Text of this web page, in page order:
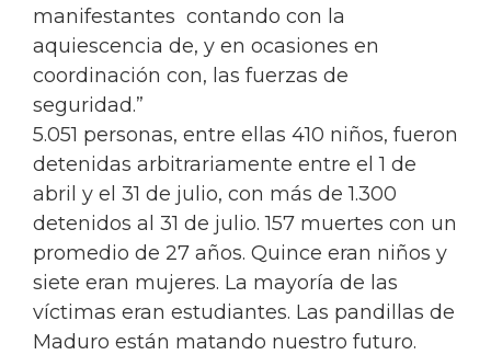
manifestantes contando con la
aquiescencia de, y en ocasiones en
coordinación con, las fuerzas de
seguridad.”
5.051 personas, entre ellas 410 niños, fueron
detenidas arbitrariamente entre el 1 de
abril y el 31 de julio, con más de 1.300
detenidos al 31 de julio. 157 muertes con un
promedio de 27 años. Quince eran niños y
siete eran mujeres. La mayoría de las
víctimas eran estudiantes. Las pandillas de
Maduro están matando nuestro futuro.